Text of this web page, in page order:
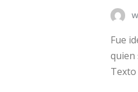
Fue
quien
Texto